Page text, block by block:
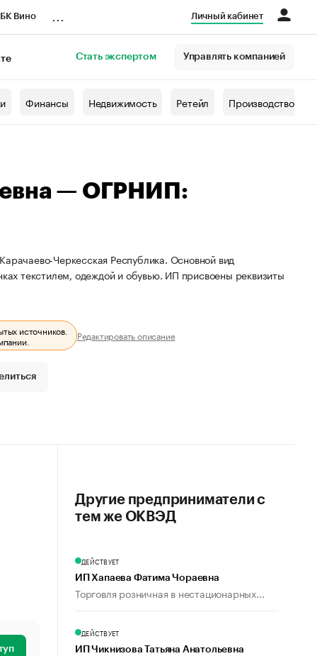
Вино Личный кабинет
Стать экспертом Управлять компанией
Финансы Недвижимость Ретейл Производство
— ОГРНИП:
Черкесская Республика. Основной вид
текстилем, одеждой и обувью. ИП присвоены реквизиты
источников.
Редактировать описание
Другие предприниматели с
тем же ОКВЭД
ДЕЙСТВУЕТ
ИП Хапаева Фатима Чораевна
Торговля розничная в нестационарных...
ДЕЙСТВУЕТ
ИП Чикнизова Татьяна Анатольевна